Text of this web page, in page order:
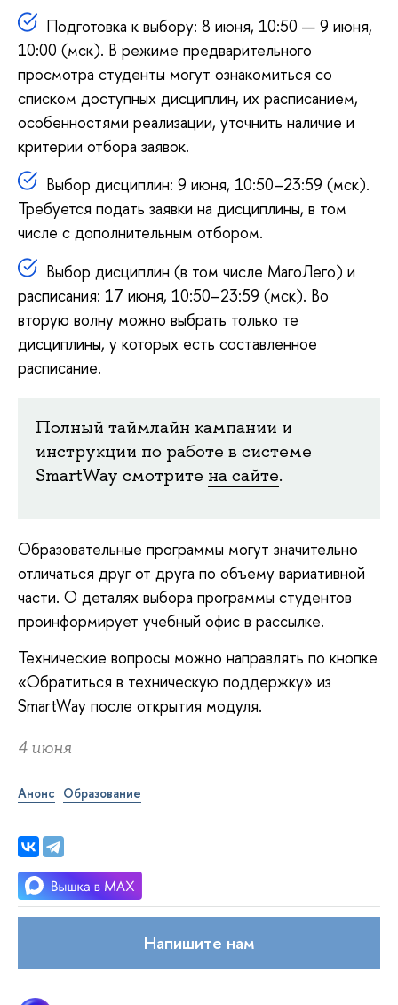
Подготовка к выбору: 8 июня, 10:50 — 9 июня,
10:00 (мск). В режиме предварительного
просмотра студенты могут ознакомиться со
списком доступных дисциплин, их расписанием,
особенностями реализации, уточнить наличие и
критерии отбора заявок.
Выбор дисциплин: 9 июня, 10:50–23:59 (мск).
Требуется подать заявки на дисциплины, в том
числе с дополнительным отбором.
Выбор дисциплин (в том числе МагоЛего) и
расписания: 17 июня, 10:50–23:59 (мск). Во
вторую волну можно выбрать только те
дисциплины, у которых есть составленное
расписание.
Полный таймлайн кампании и
инструкции по работе в системе
SmartWay смотрите на сайте.
Образовательные программы могут значительно
отличаться друг от друга по объему вариативной
части. О деталях выбора программы студентов
проинформирует учебный офис в рассылке.
Технические вопросы можно направлять по кнопке
«Обратиться в техническую поддержку» из
SmartWay после открытия модуля.
4 июня
Анонс Образование
Напишите нам